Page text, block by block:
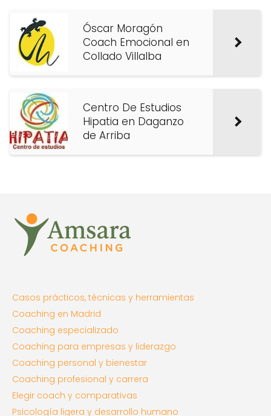
Óscar Moragón
Coach Emocional en
Collado Villalba
Centro De Estudios
Hipatia en Daganzo
de Arriba
Casos prácticos, técnicas y herramientas
Coaching en Madrid
Coaching especializado
Coaching para empresas y liderazgo
Coaching personal y bienestar
Coaching profesional y carrera
Elegir coach y comparativas
Psicología ligera y desarrollo humano